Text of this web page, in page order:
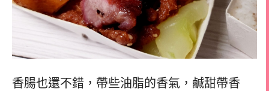
香腸也還不錯， 帶些油脂的香氣， 鹹甜帶香